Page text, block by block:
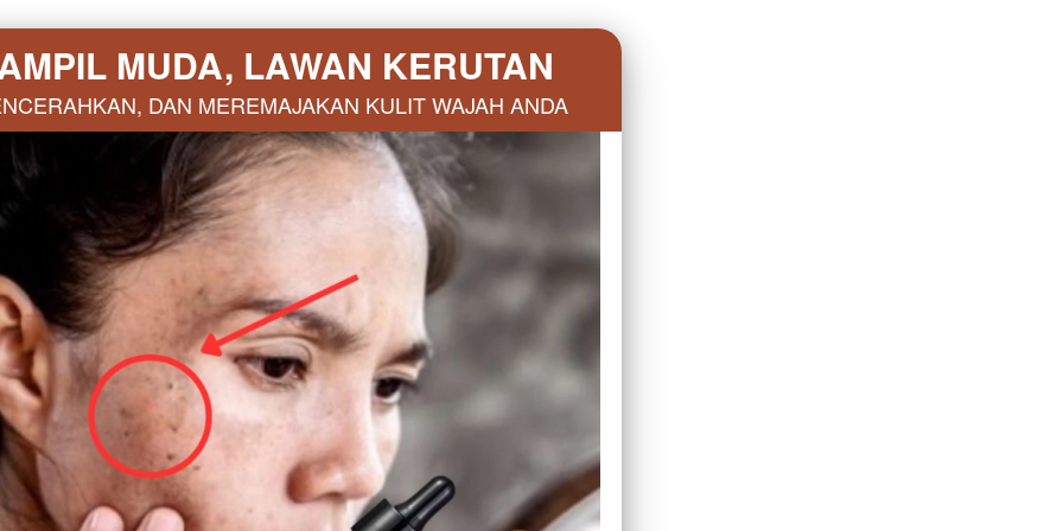
MUDA, LAWAN KERUTAN
DAN MEREMAJAKAN KULIT WAJAH ANDA